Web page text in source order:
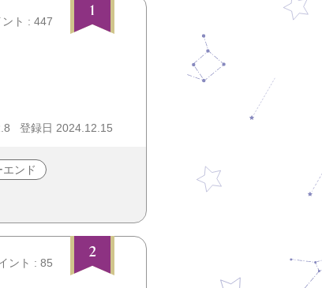
1
ト : 447
登録日 2024.12.15
ンド
2
ント : 85